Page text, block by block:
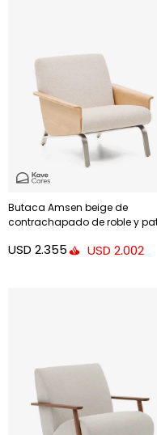
Butaca Amsen beige de
contrachapado de roble y
USD 2.355 USD 2.002